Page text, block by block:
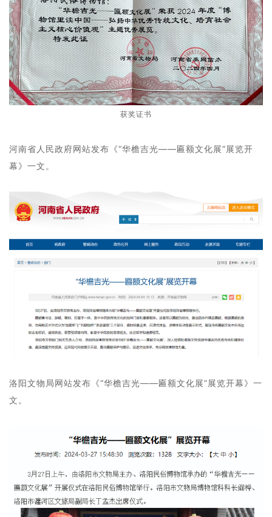
获奖证书
河南省人民政府网站发布《“华檐吉光——匾额文化展”展览开
幕》一文。
洛阳文物局网站发布《“华檐吉光——匾额文化展”展览开幕》一
文。